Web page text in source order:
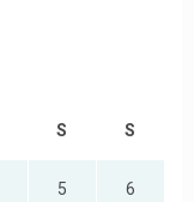
S S
5 6